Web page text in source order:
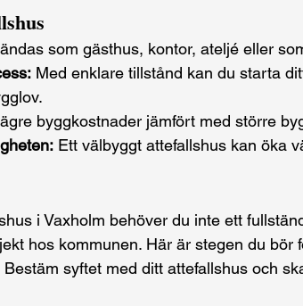
som gästhus, kontor, ateljé eller
Med enklare tillstånd kan du starta
byggkostnader jämfört med större
Ett välbyggt attefallshus kan öka
i Vaxholm behöver du inte ett
hos kommunen. Här är stegen du bör
Bestäm syftet med ditt attefallshus och